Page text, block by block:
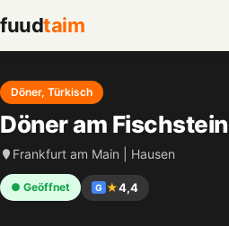
fuudtaim
Döner, Türkisch
Döner am Fischstein
Frankfurt am Main | Hausen
● Geöffnet G ★4,4